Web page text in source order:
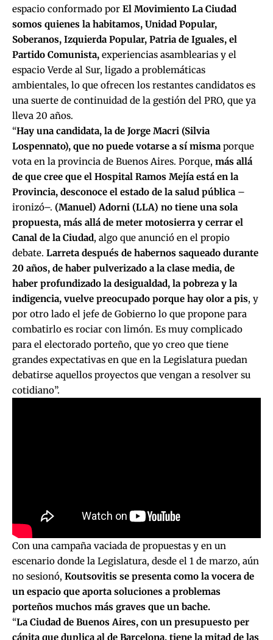
espacio conformado por El Movimiento La Ciudad
somos quienes la habitamos, Unidad Popular,
Soberanos, Izquierda Popular, Patria de Iguales, el
Partido Comunista, experiencias asamblearias y el
espacio Verde al Sur, ligado a problemáticas
ambientales, lo que ofrecen los restantes candidatos es
una suerte de continuidad de la gestión del PRO, que ya
lleva 20 años.
“Hay una candidata, la de Jorge Macri (Silvia
Lospennato), que no puede votarse a sí misma porque
vota en la provincia de Buenos Aires. Porque, más allá
de que cree que el Hospital Ramos Mejía está en la
Provincia, desconoce el estado de la salud pública –
ironizó–. (Manuel) Adorni (LLA) no tiene una sola
propuesta, más allá de meter motosierra y cerrar el
Canal de la Ciudad, algo que anunció en el propio
debate. Larreta después de habernos saqueado durante
20 años, de haber pulverizado a la clase media, de
haber profundizado la desigualdad, la pobreza y la
indigencia, vuelve preocupado porque hay olor a pis, y
por otro lado el jefe de Gobierno lo que propone para
combatirlo es rociar con limón. Es muy complicado
para el electorado porteño, que yo creo que tiene
grandes expectativas en que en la Legislatura puedan
debatirse aquellos proyectos que vengan a resolver su
cotidiano”.
Con una campaña vaciada de propuestas y en un
escenario donde la Legislatura, desde el 1 de marzo, aún
no sesionó, Koutsovitis se presenta como la vocera de
un espacio que aporta soluciones a problemas
porteños muchos más graves que un bache.
“La Ciudad de Buenos Aires, con un presupuesto per
cápita que duplica al de Barcelona, tiene la mitad de las